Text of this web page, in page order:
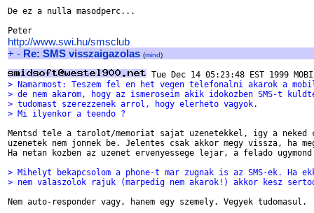
De ez a nulla masodperc...
http://www.swi.hu/smsclub
+ - Re: SMS visszaigazolas (mind)
> Namarmost: Teszem fel en het vegen telefonalni akarok a
> de nem akarom, hogy az ismeroseim akik idokozben SMS-t
> tudomast szerezzenek arrol, hogy elerheto vagyok.
> Mi ilyenkor a teendo ?
Mentsd tele a tarolot/memoriat sajat uzenetekkel, igy a neked
uzenetek nem jonnek be. Jelentes csak akkor megy vissza, ha
Ha netan kozben az uzenet ervenyessege lejar, a felado
> Mihelyt bekapcsolom a phone-t mar zugnak is az SMS-ek. Ha
> nem valaszolok rajuk (marpedig nem akarok!) akkor kesz
Nem auto-responder vagy, hanem egy szemely. Vegyek tudomasul.